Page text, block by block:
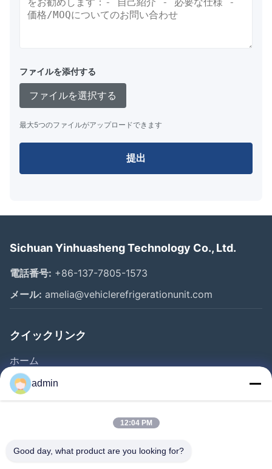
ファイルを添付する
ファイルを選択する
最大5つのファイルがアップロードできます
提出
Sichuan Yinhuasheng Technology Co., Ltd.
電話番号: +86-137-7805-1573
メール: amelia@vehiclerefrigerationunit.com
クイックリンク
ホーム
製品
動画
工場見学
admin
12:04 PM
Good day, what product are you looking for?